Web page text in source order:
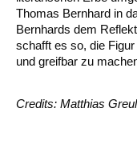
Thomas Bernhard in
Bernhards dem
schafft es so, die
und greifbar zu
Credits: Matthias